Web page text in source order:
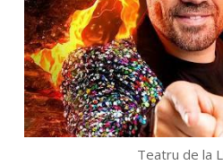
Teatru de la